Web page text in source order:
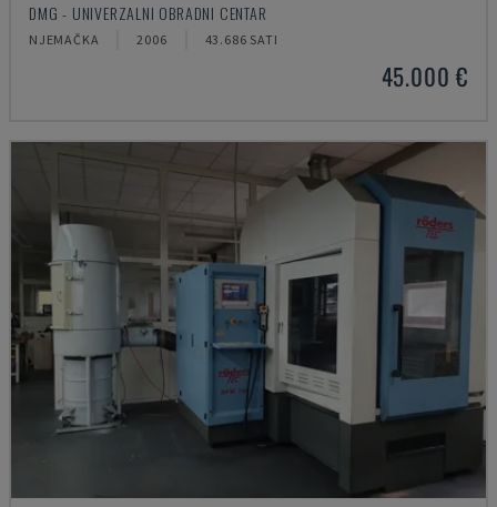
DMG - UNIVERZALNI OBRADNI CENTAR
NJEMAČKA 2006 43.686 SATI
45.000 €